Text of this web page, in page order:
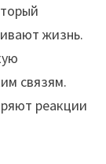
жизнь.
связям.
реакции